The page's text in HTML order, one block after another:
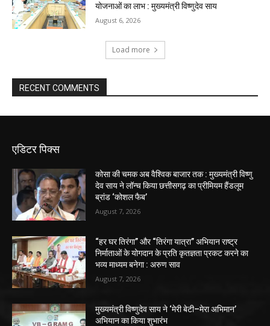
योजनाओं का लाभ : मुख्यमंत्री विष्णुदेव साय
August 6, 2026
Load more
RECENT COMMENTS
एडिटर पिक्स
कोसा की चमक अब वैश्विक बाजार तक : मुख्यमंत्री विष्णु
देव साय ने लॉन्च किया छत्तीसगढ़ का प्रीमियम हैंडलूम
ब्रांड ‘कोशल फैब’
August 7, 2026
“हर घर तिरंगा” और “तिरंगा यात्रा” अभियान राष्ट्र
निर्माताओं के योगदान के प्रति कृतज्ञता प्रकट करने का
भव्य माध्यम बनेगा : अरुण साव
August 7, 2026
मुख्यमंत्री विष्णुदेव साय ने ‘मेरी बेटी–मेरा अभिमान’
अभियान का किया शुभारंभ